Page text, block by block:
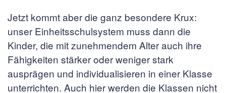
Jetzt kommt aber die ganz besondere Krux:
unser Einheitsschulsystem muss dann die
Kinder, die mit zunehmendem Alter auch ihre
Fähigkeiten stärker oder weniger stark
ausprägen und individualisieren in einer Klasse
unterrichten. Auch hier werden die Klassen nicht